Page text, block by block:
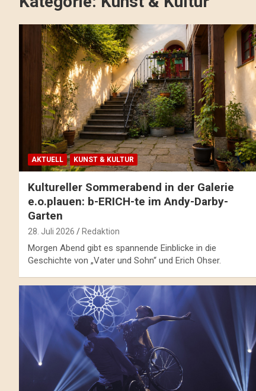
AKTUELL KUNST & KULTUR
Kultureller Sommerabend in der Galerie
e.o.plauen: b-ERICH-te im Andy-Darby-
Garten
28. Juli 2026 Redaktion
Morgen Abend gibt es spannende Einblicke in die
Geschichte von „Vater und Sohn“ und Erich Ohser.